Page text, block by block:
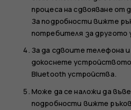
процеса на сдвояване от
За подробности вижте
потребителя за другото
За да сдвоите телефона
докоснете
Bluetooth устройства.
Може да се наложи да
подробности вижте